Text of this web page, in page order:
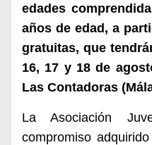
edades
años de edad, a
gratuitas, que
16, 17 y 18 de
Las Contadoras
La Asociación
compromiso